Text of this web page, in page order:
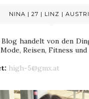
NINA | 27 | LINZ |
handelt von den
Reisen, Fitness und
high-5@gmx.at